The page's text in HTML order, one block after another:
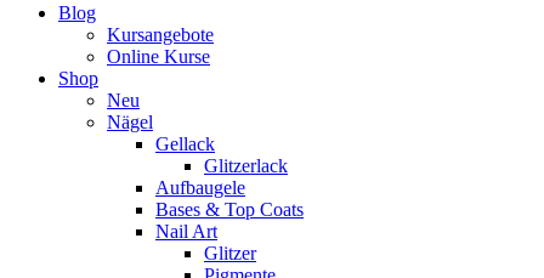
Blog
Kursangebote
Online Kurse
Shop
Neu
Nägel
Gellack
Glitzerlack
Aufbaugele
Bases & Top Coats
Nail Art
Glitzer